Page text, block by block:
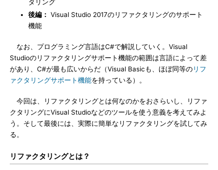
タリング
後編： Visual Studio 2017のリファクタリングのサポート
機能
なお、プログラミング言語はC#で解説していく。Visual
Studioのリファクタリングサポート機能の範囲は言語によって差
があり、C#が最も広いからだ（Visual Basicも、ほぼ同等のリフ
ァクタリングサポート機能を持っている）。
今回は、リファクタリングとは何なのかをおさらいし、リファ
クタリングにVisual Studioなどのツールを使う意義を考えてみよ
う。そして最後には、実際に簡単なリファクタリングを試してみ
る。
リファクタリングとは？